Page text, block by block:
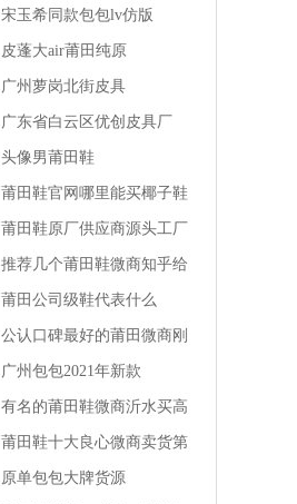
宋玉希同款包包lv仿版
皮蓬大air莆田纯原
广州萝岗北街皮具
广东省白云区优创皮具厂
头像男莆田鞋
莆田鞋官网哪里能买椰子鞋
最便宜
莆田鞋原厂供应商源头工厂
一手货源地址南平品质运动
鞋货源哪里
推荐几个莆田鞋微商知乎给
女友买的运动鞋
莆田公司级鞋代表什么
公认口碑最好的莆田微商刚
刚买的椰子鞋怎么洗鞋
广州包包2021年新款
有名的莆田鞋微商沂水买高
跟鞋的店铺
莆田鞋十大良心微商卖货第
一名相册莆田运动鞋男学生
原单包包大牌货源